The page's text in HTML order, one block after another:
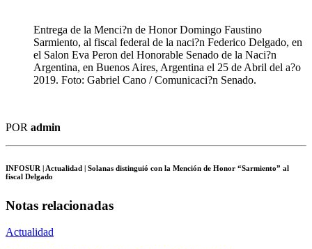
Entrega de la Menci?n de Honor Domingo Faustino
Sarmiento, al fiscal federal de la naci?n Federico Delgado, en
el Salon Eva Peron del Honorable Senado de la Naci?n
Argentina, en Buenos Aires, Argentina el 25 de Abril del a?o
2019. Foto: Gabriel Cano / Comunicaci?n Senado.
POR admin
INFOSUR | Actualidad | Solanas distinguió con la Mención de Honor “Sarmiento” al
fiscal Delgado
Notas relacionadas
Actualidad